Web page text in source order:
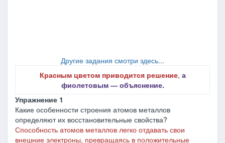
Другие задания смотри здесь...
Красным цветом приводится решение, а
фиолетовым ― объяснение.
Упражнение 1
Какие особенности строения атомов металлов
определяют их восстановительные свойства?
Способность атомов металлов легко отдавать свои
внешние электроны, превращаясь в положительные